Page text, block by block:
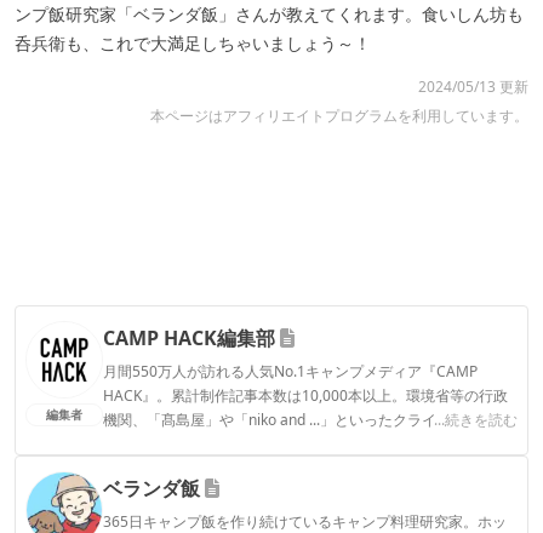
ンプ飯研究家「ベランダ飯」さんが教えてくれます。食いしん坊も
呑兵衛も、これで大満足しちゃいましょう～！
2024/05/13 更新
本ページはアフィリエイトプログラムを利用しています。
編集者
CAMP HACK編集部
月間550万人が訪れる人気No.1キャンプメディア『CAMP
HACK』。累計制作記事本数は10,000本以上。環境省等の行政
機関、「髙島屋」や「niko and ...」といったクライアントとの
...続きを読む
CAMP HACK編集部のプロフィール
ベランダ飯
365日キャンプ飯を作り続けているキャンプ料理研究家。ホッ